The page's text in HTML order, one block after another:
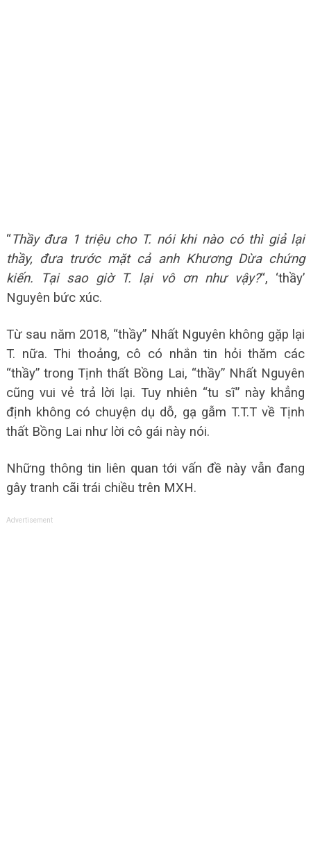
“Thầy đưa 1 triệu cho T. nói khi nào có thì giả lại
thầy, đưa trước mặt cả anh Khương Dừa chứng
kiến. Tại sao giờ T. lại vô ơn như vậy?“, ‘thầy’
Nguyên bức xúc.
Từ sau năm 2018, “thầy” Nhất Nguyên không gặp lại
T. nữa. Thi thoảng, cô có nhắn tin hỏi thăm các
“thầy” trong Tịnh thất Bồng Lai, “thầy” Nhất Nguyên
cũng vui vẻ trả lời lại. Tuy nhiên “tu sĩ” này khẳng
định không có chuyện dụ dỗ, gạ gẫm T.T.T về Tịnh
thất Bồng Lai như lời cô gái này nói.
Những thông tin liên quan tới vấn đề này vẫn đang
gây tranh cãi trái chiều trên MXH.
Advertisement